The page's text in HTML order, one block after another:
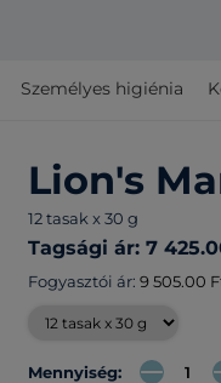
Személyes higiénia
Lion's
12 tasak x 30 g
Tagsági ár: 7
Fogyasztói ár: 9 505.00
Mennyiség: